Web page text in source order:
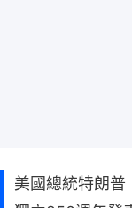
美國總統特朗